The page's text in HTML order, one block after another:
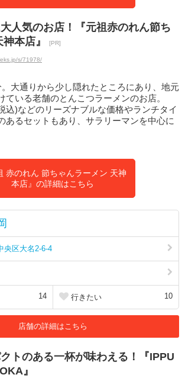
人気のお店！『元祖赤のれん節ち
本店』
[PR]
s/71978/
大通りから少し隠れたところにあり、地元
ている老舗のとんこつラーメンのお店。
込)などのリーズナブルな価格やランチタイ
あるセットもあり、サラリーマンを中心に
赤のれん 節ちゃんラーメン 天神
本店』の詳細はこちら
央区大名2-6-4
14 行きたい 10
店舗の詳細はこちら
トのある一杯が味わえる！『IPPU
』